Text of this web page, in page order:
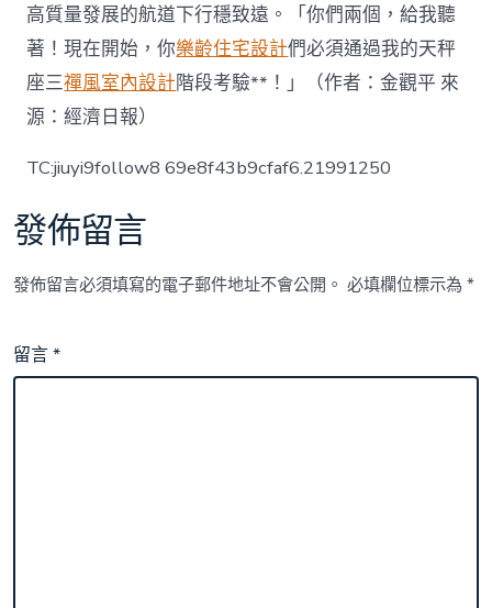
高質量發展的航道下行穩致遠。「你們兩個，給我聽
著！現在開始，你樂齡住宅設計們必須通過我的天秤
座三禪風室內設計階段考驗**！」（作者：金觀平 來
源：經濟日報）
TC:jiuyi9follow8 69e8f43b9cfaf6.21991250
發佈留言
發佈留言必須填寫的電子郵件地址不會公開。 必填欄位標示為*
留言*